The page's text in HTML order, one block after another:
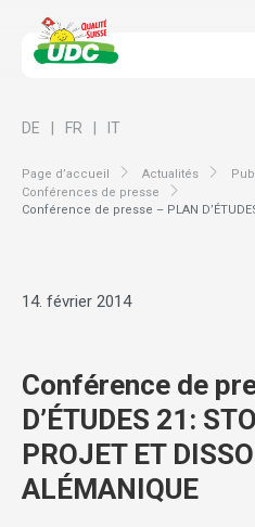
Page d’accueil Actualités
Conférences de presse
Conférence de presse – PLAN
DE FR IT
14. février 2014
Conférence de
D’ÉTUDES 21:
PROJET ET
ALÉMANIQUE